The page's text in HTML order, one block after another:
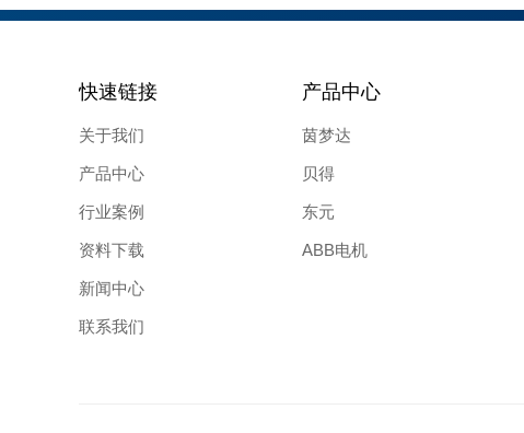
快速链接
关于我们
产品中心
行业案例
资料下载
新闻中心
联系我们
产品中心
茵梦达
贝得
东元
ABB电机